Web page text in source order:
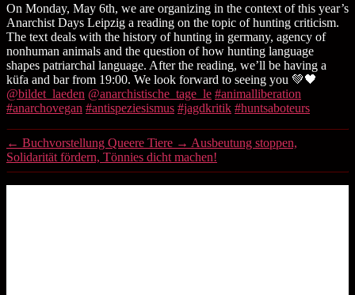
On Monday, May 6th, we are organizing in the context of this year’s
Anarchist Days Leipzig a reading on the topic of hunting criticism.
The text deals with the history of hunting in germany, agency of
nonhuman animals and the question of how hunting language
shapes patriarchal language. After the reading, we’ll be having a
küfa and bar from 19:00. We look forward to seeing you 💚🖤
@bildet_laeden @anarchistische_tage_le #animalliberation
#anarchovegan #antispeziesismus #jagdkritik #huntsaboteurs
← Buchvorstellung Queere Tiere → Ausbeutung stoppen,
Solidarität fördern, Tönnies dicht machen!